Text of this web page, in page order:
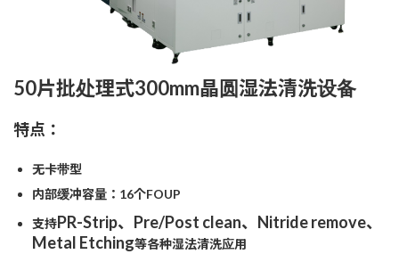
50片批处理式300mm晶圆湿法清洗设备
特点：
无卡带型
内部缓冲容量：16个FOUP
支持PR-Strip、Pre/Post clean、Nitride remove、
Metal Etching等各种湿法清洗应用